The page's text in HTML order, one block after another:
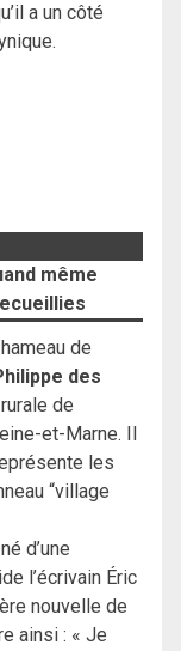
a un côté
même
de
des
de
et-Marne. Il
les
“village
d’une
l’écrivain Éric
nouvelle de
ainsi : « Je